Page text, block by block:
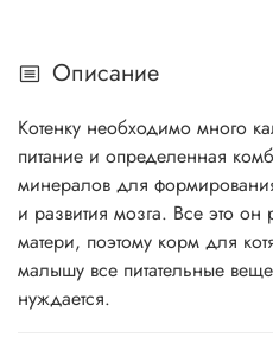
Описание
Котенку необходимо много
питание и определенная
минералов для
и развития мозга. Все это
матери, поэтому корм для
малышу все питательные
нуждается.